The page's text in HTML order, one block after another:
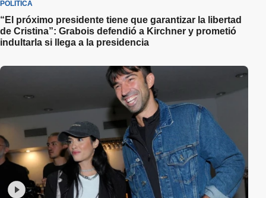
POLÍTICA
“El próximo presidente tiene que garantizar la libertad
de Cristina”: Grabois defendió a Kirchner y prometió
indultarla si llega a la presidencia